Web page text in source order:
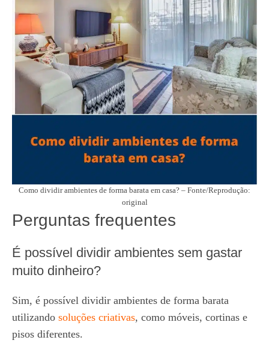
Como dividir ambientes de forma barata em casa? – Fonte/Reprodução:
original
Perguntas frequentes
É possível dividir ambientes sem gastar
muito dinheiro?
Sim, é possível dividir ambientes de forma barata
utilizando soluções criativas, como móveis, cortinas e
pisos diferentes.